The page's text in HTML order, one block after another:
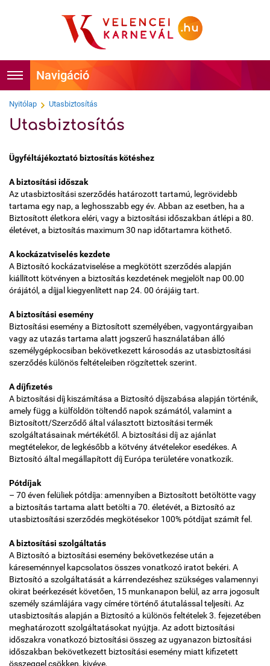
Látnivalók
Tudnivalók
Kapcsolat
Hírességek
Képek
Időjárás
Térkép
Nyitólap Utasbiztosítás
Utasbiztosítás
Ügyféltájékoztató biztosítás kötéshez
A biztosítási időszak
Az utasbiztosítási szerződés határozott tartamú, legrövidebb
tartama egy nap, a leghosszabb egy év. Abban az esetben, ha a
Biztosított életkora eléri, vagy a biztosítási időszakban átlépi a 80.
életévet, a biztosítás maximum 30 nap időtartamra köthető.
A kockázatviselés kezdete
A Biztosító kockázatviselése a megkötött szerződés alapján
kiállított kötvényen a biztosítás kezdetének megjelölt nap 00.00
órájától, a díjjal kiegyenlített nap 24. 00 órájáig tart.
A biztosítási esemény
Biztosítási esemény a Biztosított személyében, vagyontárgyaiban
vagy az utazás tartama alatt jogszerű használatában álló
személygépkocsiban bekövetkezett károsodás az utasbiztosítási
szerződés különös feltételeiben rögzítettek szerint.
A díjfizetés
A biztosítási díj kiszámítása a Biztosító díjszabása alapján történik,
amely függ a külföldön töltendő napok számától, valamint a
Biztosított/Szerződő által választott biztosítási termék
szolgáltatásainak mértékétől. A biztosítási díj az ajánlat
megtételekor, de legkésőbb a kötvény átvételekor esedékes. A
Biztosító által megállapított díj Európa területére vonatkozik.
Pótdíjak
– 70 éven felüliek pótdíja: amennyiben a Biztosított betöltötte vagy
a biztosítás tartama alatt betölti a 70. életévét, a Biztosító az
utasbiztosítási szerződés megkötésekor 100% pótdíjat számít fel.
A biztosítási szolgáltatás
A Biztosító a biztosítási esemény bekövetkezése után a
káreseménnyel kapcsolatos összes vonatkozó iratot bekéri. A
Biztosító a szolgáltatását a kárrendezéshez szükséges valamennyi
okirat beérkezését követően, 15 munkanapon belül, az arra jogosult
személy számlájára vagy címére történő átutalással teljesíti. Az
utasbiztosítás alapján a Biztosító a különös feltételek 3. fejezetében
meghatározott szolgáltatásokat nyújtja. Az adott biztosítási
időszakra vonatkozó biztosítási összeg az ugyanazon biztosítási
időszakban bekövetkezett biztosítási esemény miatt kifizetett
összeggel csökken, kivéve,